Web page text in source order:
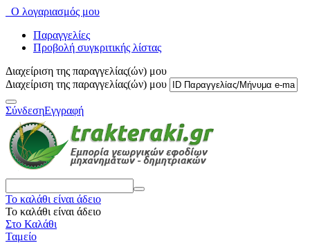
Ο λογαριασμός μου
Παραγγελίες
Προβολή συγκριτικής λίστας
Διαχείριση της παραγγελίας(ών) μου
Διαχείριση της παραγγελίας(ών) μου
ΣύνδεσηΕγγραφή
Το καλάθι είναι άδειο
Το καλάθι είναι άδειο
Στο Καλάθι
Ταμείο